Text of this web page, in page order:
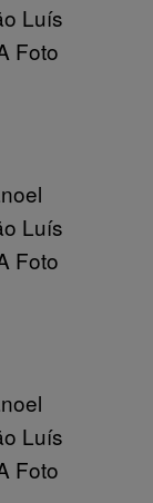
Luís
Foto
Luís
Foto
Luís
Foto